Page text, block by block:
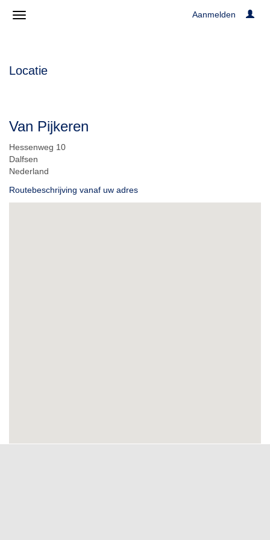
Aanmelden
Locatie
Van Pijkeren
Hessenweg 10
Dalfsen
Nederland
Routebeschrijving vanaf uw adres